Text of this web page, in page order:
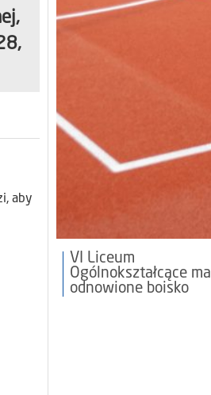
aby
VI Liceum
Ogólnokształcące ma
odnowione boisko